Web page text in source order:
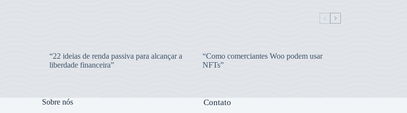
“22 ideias de renda passiva para alcançar a
liberdade financeira”
“Como comerciantes Woo podem usar
NFTs”
Sobre nós
Contato